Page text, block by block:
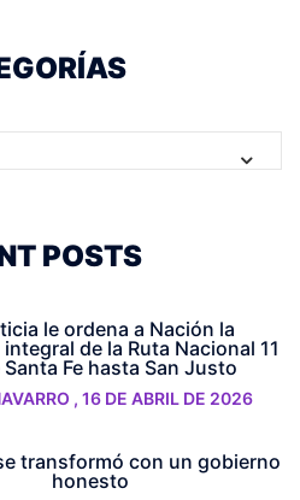
POSTS
le ordena a Nación la
de la Ruta Nacional 11
Fe hasta San Justo
, 16 DE ABRIL DE 2026
transformó con un gobierno
honesto